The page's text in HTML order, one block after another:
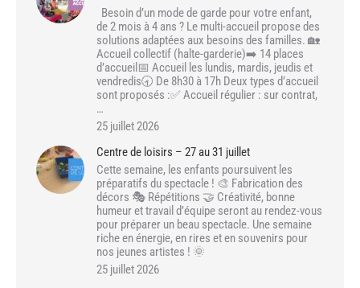
Besoin d’un mode de garde pour votre enfant,
de 2 mois à 4 ans ? Le multi-accueil propose des
solutions adaptées aux besoins des familles. 🏡
Accueil collectif (halte-garderie)➡️ 14 places
d’accueil📅 Accueil les lundis, mardis, jeudis et
vendredis🕣 De 8h30 à 17h Deux types d’accueil
sont proposés :✅ Accueil régulier : sur contrat,
…
25 juillet 2026
Centre de loisirs – 27 au 31 juillet
Cette semaine, les enfants poursuivent les
préparatifs du spectacle ! 🎨 Fabrication des
décors 🎭 Répétitions 🤝 Créativité, bonne
humeur et travail d’équipe seront au rendez-vous
pour préparer un beau spectacle. Une semaine
riche en énergie, en rires et en souvenirs pour
nos jeunes artistes ! 🌞
25 juillet 2026